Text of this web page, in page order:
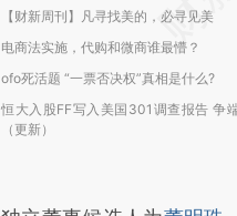
【财新周刊】凡寻找美的，必寻见美
电商法实施，代购和微商谁最懵？
ofo死活题 “一票否决权”真相是什么?
恒大入股FF写入美国301调查报告 争
（更新）